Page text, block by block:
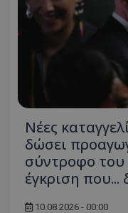
Νέες
δώσει
σύντροφο του
έγκριση που...
10.08.2026 - 00:00